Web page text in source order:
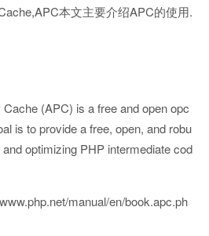
本文主要介绍APC的使用.
(APC) is a free and open opc
is to provide a free, open, and robu
optimizing PHP intermediate cod
manual/en/book.apc.ph